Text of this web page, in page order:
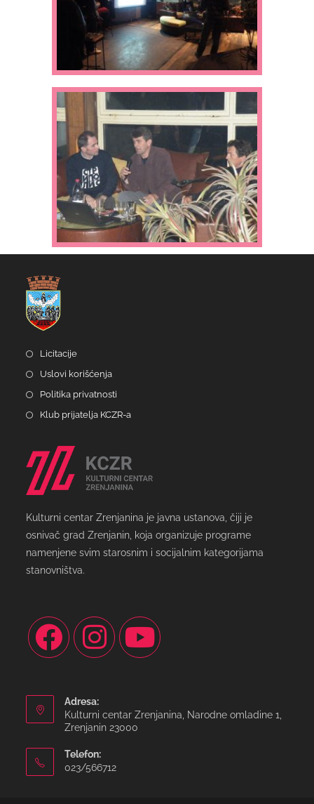
Licitacije
Uslovi korišćenja
Politika privatnosti
Klub prijatelja KCZR-a
Kulturni centar Zrenjanina je javna ustanova, čiji je
osnivač grad Zrenjanin, koja organizuje programe
namenjene svim starosnim i socijalnim kategorijama
stanovništva.
Adresa:
Kulturni centar Zrenjanina, Narodne omladine 1,
Zrenjanin 23000
Telefon:
023/566712